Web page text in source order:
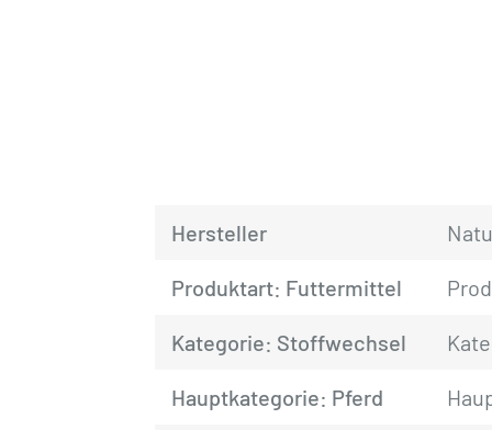
Hersteller
Produktart: Futtermittel
Kategorie: Stoffwechsel
Hauptkategorie: Pferd